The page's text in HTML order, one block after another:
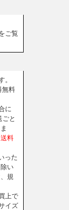
ご覧
。
無料
に
と
料
った
い
規
上で
イズ